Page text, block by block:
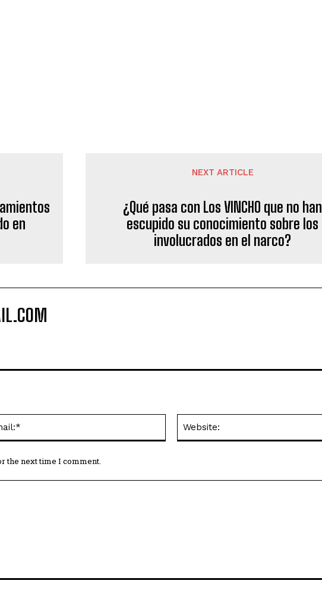
en
NEXT ARTICLE
¿Qué pasa con Los VINCHO que no han
escupido su conocimiento sobre los
involucrados en el narco?
the next time I comment.